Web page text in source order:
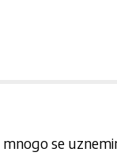
mnogo se